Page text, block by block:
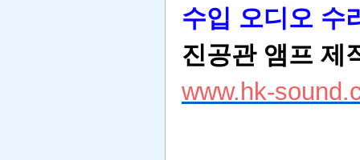
수입 오디오 수
진공관 앰프 제
www.hk-